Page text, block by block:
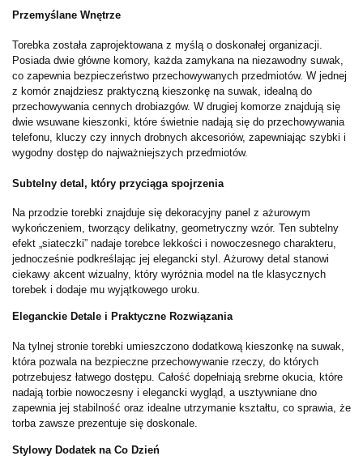
Przemyślane Wnętrze
Torebka została zaprojektowana z myślą o doskonałej organizacji.
Posiada dwie główne komory, każda zamykana na niezawodny suwak,
co zapewnia bezpieczeństwo przechowywanych przedmiotów. W jednej
z komór znajdziesz praktyczną kieszonkę na suwak, idealną do
przechowywania cennych drobiazgów. W drugiej komorze znajdują się
dwie wsuwane kieszonki, które świetnie nadają się do przechowywania
telefonu, kluczy czy innych drobnych akcesoriów, zapewniając szybki i
wygodny dostęp do najważniejszych przedmiotów.
Subtelny detal, który przyciąga spojrzenia
Na przodzie torebki znajduje się dekoracyjny panel z ażurowym
wykończeniem, tworzący delikatny, geometryczny wzór. Ten subtelny
efekt „siateczki” nadaje torebce lekkości i nowoczesnego charakteru,
jednocześnie podkreślając jej elegancki styl. Ażurowy detal stanowi
ciekawy akcent wizualny, który wyróżnia model na tle klasycznych
torebek i dodaje mu wyjątkowego uroku.
Eleganckie Detale i Praktyczne Rozwiązania
Na tylnej stronie torebki umieszczono dodatkową kieszonkę na suwak,
która pozwala na bezpieczne przechowywanie rzeczy, do których
potrzebujesz łatwego dostępu. Całość dopełniają srebrne okucia, które
nadają torbie nowoczesny i elegancki wygląd, a usztywniane dno
zapewnia jej stabilność oraz idealne utrzymanie kształtu, co sprawia, że
torba zawsze prezentuje się doskonale.
Stylowy Dodatek na Co Dzień